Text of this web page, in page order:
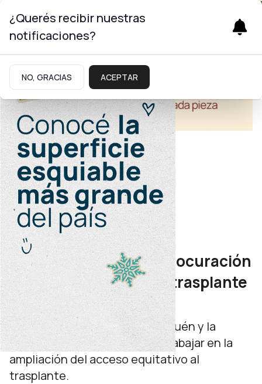
Salud
Coretra Sur
Buscan fortalecer la procuración
y acceso equitativo al trasplante
en la Patagonia
Referentes sanitarios de Neuquén y la
región sur se reunieron para trabajar en la
ampliación del acceso equitativo al
trasplante.
¿Querés recibir nuestras
notificaciones?
NO, GRACIAS ACEPTAR